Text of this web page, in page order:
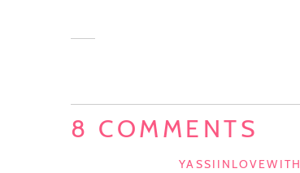
8 COMMENTS
YASSIINLOVEWITH